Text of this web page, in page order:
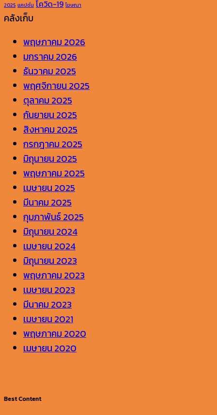
การ
จัด
อันดับ
บน
Google
2025 แคปชั่น โควิด-19 โฆษณา
คลังเก็บ
พฤษภาคม 2026
มกราคม 2026
ธันวาคม 2025
พฤศจิกายน 2025
ตุลาคม 2025
กันยายน 2025
สิงหาคม 2025
กรกฎาคม 2025
มิถุนายน 2025
พฤษภาคม 2025
เมษายน 2025
มีนาคม 2025
กุมภาพันธ์ 2025
มิถุนายน 2024
เมษายน 2024
มิถุนายน 2023
พฤษภาคม 2023
เมษายน 2023
มีนาคม 2023
เมษายน 2021
พฤษภาคม 2020
เมษายน 2020
Best Content